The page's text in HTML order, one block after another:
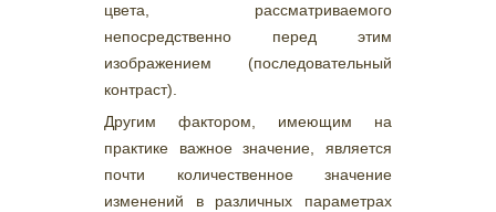
цвета, рассматриваемого
непосредственно перед этим
изображением (последовательный
контраст).
Другим фактором, имеющим на
практике важное значение, является
почти количественное значение
изменений в различных параметрах